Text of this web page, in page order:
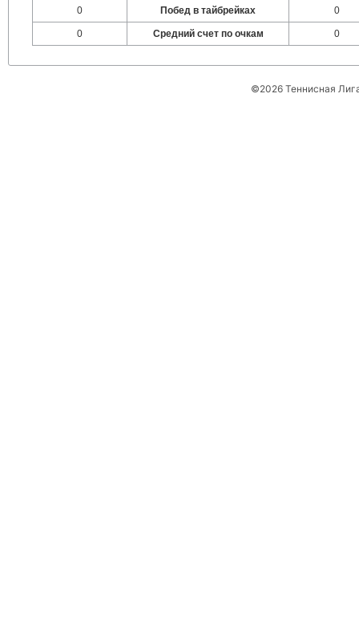
0 Побед в тайбрейках 0
0 Средний счет по очкам 0
©2026 Теннисная